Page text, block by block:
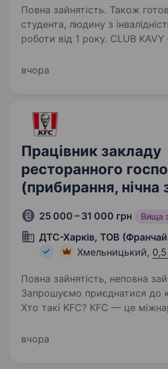
Повна зайнятість. Також
студента, людину з
роботи від 1 року. CLUB KAVY —українська
році. У своїй структурі має
обладнання та його
вчора
Працівник закладу
ресторанного
(прибирання, нічна
25 000 – 31 000 грн Вища
ДТС-Харків, ТОВ
Хмельницький,
Повна зайнятість, неповна
Запрошуємо приєднатися до
Хто такі KFC? KFC — це
спеціалізується на стравах із
вчора